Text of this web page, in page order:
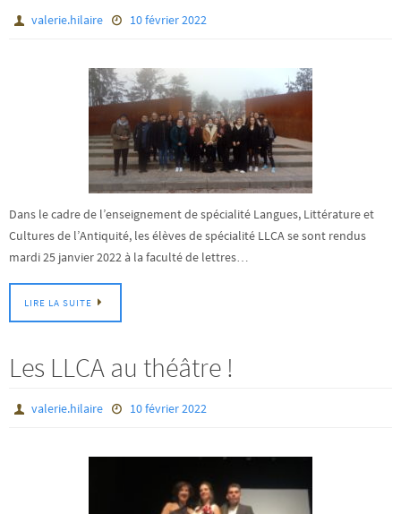
valerie.hilaire 10 février 2022
Dans le cadre de l’enseignement de spécialité Langues, Littérature et
Cultures de l’Antiquité, les élèves de spécialité LLCA se sont rendus
mardi 25 janvier 2022 à la faculté de lettres…
LIRE LA SUITE
Les LLCA au théâtre !
valerie.hilaire 10 février 2022